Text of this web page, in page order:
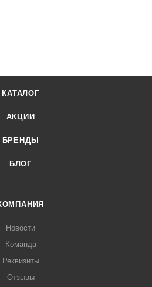
КАТАЛОГ
АКЦИИ
БРЕНДЫ
БЛОГ
Новости
Команда
Реквизиты
Отзывы